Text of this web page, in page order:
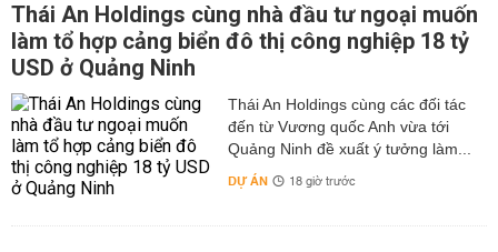
Thái An Holdings cùng nhà đầu tư ngoại muốn
làm tổ hợp cảng biển đô thị công nghiệp 18 tỷ
USD ở Quảng Ninh
Thái An Holdings cùng các đối tác
đến từ Vương quốc Anh vừa tới
Quảng Ninh đề xuất ý tưởng làm...
DỰ ÁN 18 giờ trước